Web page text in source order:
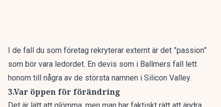
I de fall du som företag rekryterar externt är det ”passion”
som bör vara ledordet. En devis som i Ballmers fall lett
honom till några av de största namnen i Silicon Valley.
3.Var öppen för förändring